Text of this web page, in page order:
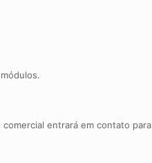
entrará em contato